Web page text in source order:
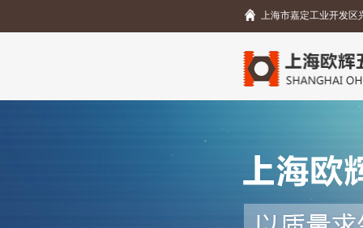
上海市嘉定工业开发